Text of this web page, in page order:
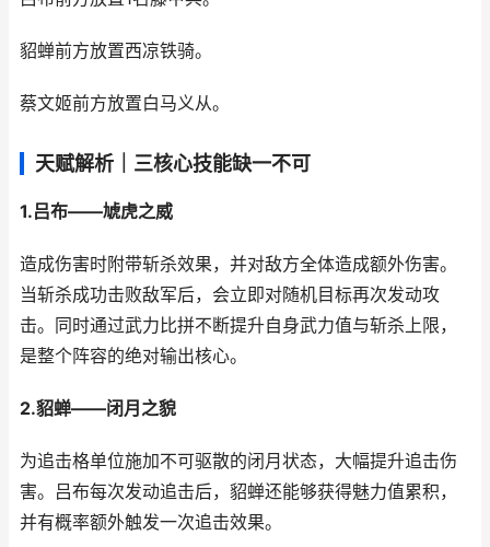
貂蝉前方放置西凉铁骑。
蔡文姬前方放置白马义从。
天赋解析｜三核心技能缺一不可
1.吕布——虓虎之威
造成伤害时附带斩杀效果，并对敌方全体造成额外伤害。
当斩杀成功击败敌军后，会立即对随机目标再次发动攻
击。同时通过武力比拼不断提升自身武力值与斩杀上限，
是整个阵容的绝对输出核心。
2.貂蝉——闭月之貌
为追击格单位施加不可驱散的闭月状态，大幅提升追击伤
害。吕布每次发动追击后，貂蝉还能够获得魅力值累积，
并有概率额外触发一次追击效果。